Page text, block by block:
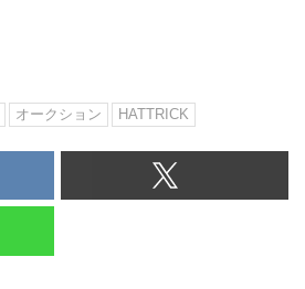
オークション HATTRICK